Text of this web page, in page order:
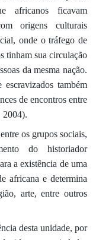
africanos ficavam
origens culturais
onde o tráfego de
tinham sua circulação
da mesma nação.
também
de encontros entre
2004).
os grupos sociais,
do historiador
a existência de uma
africana e determina
arte, entre outros
desta unidade, por